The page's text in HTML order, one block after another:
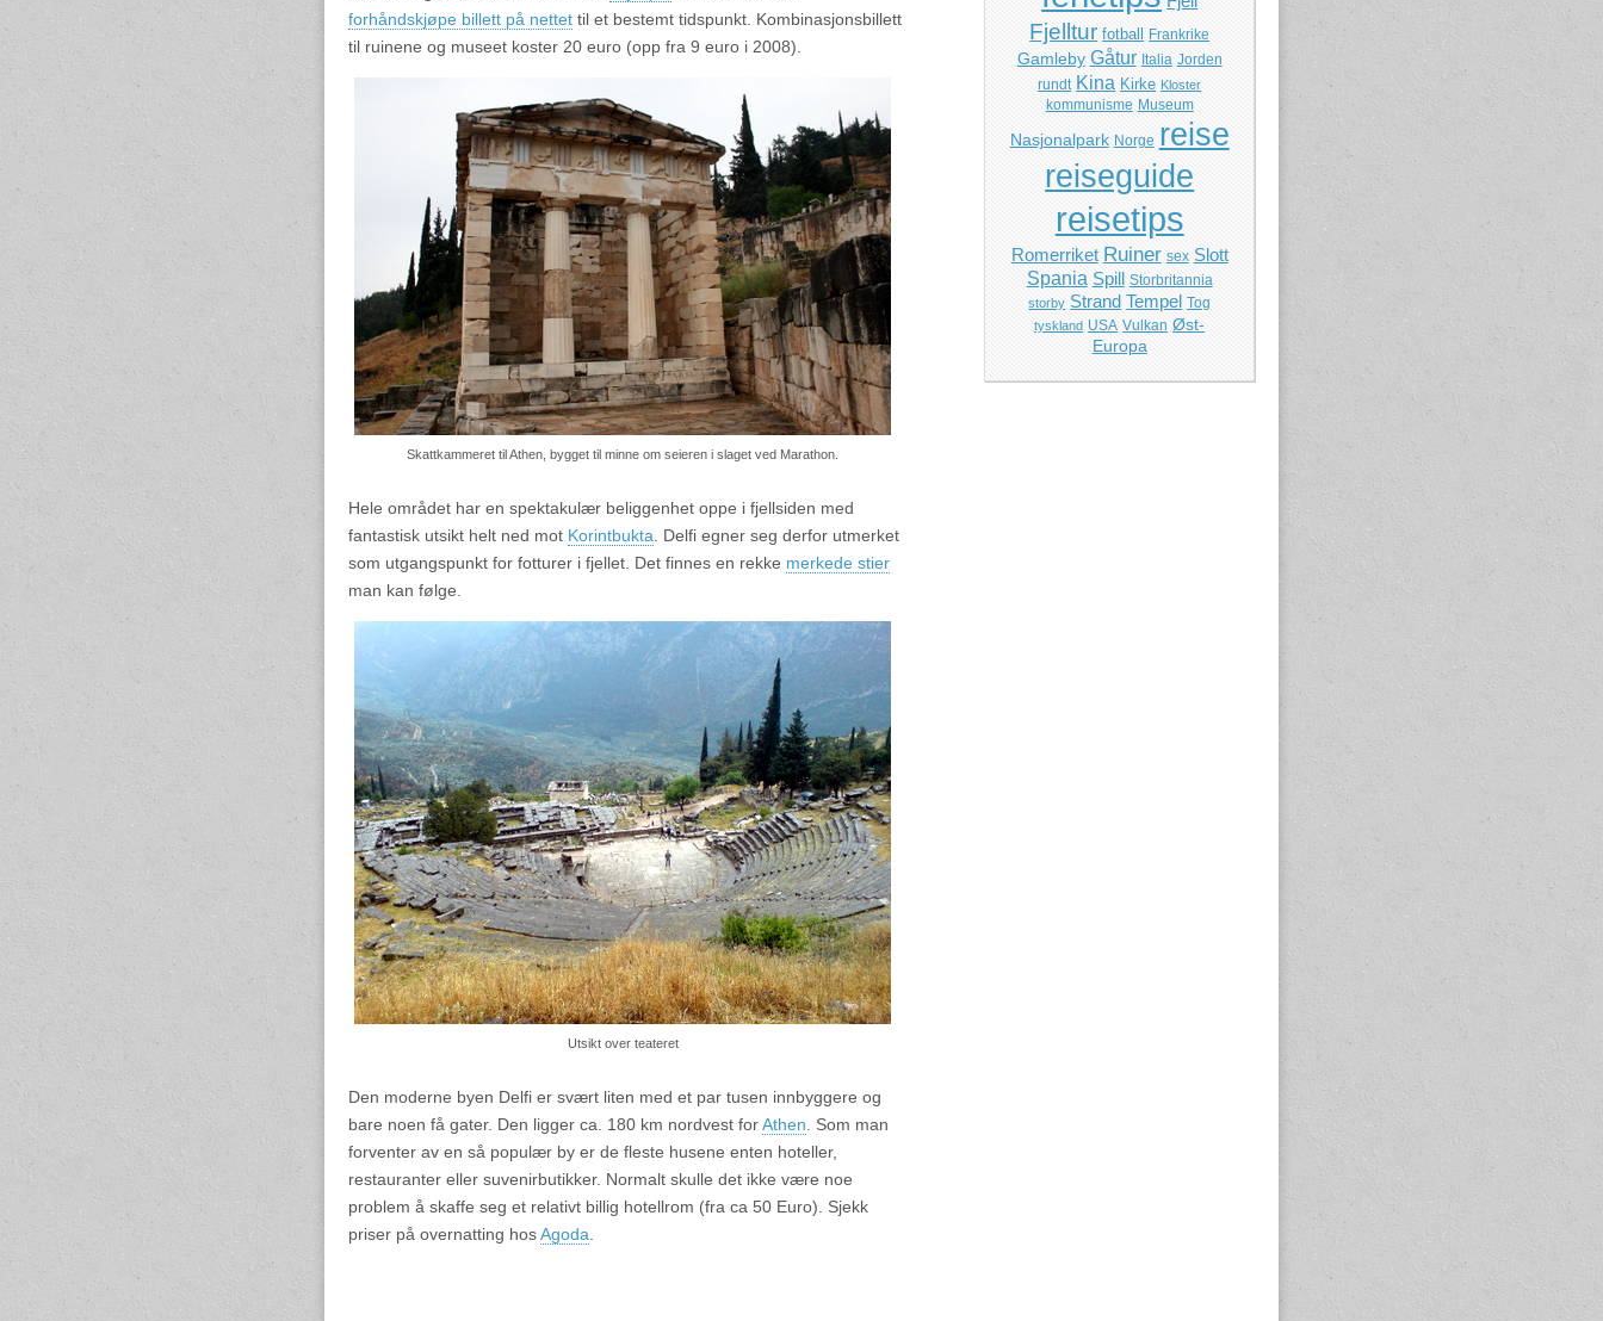
forhåndskjøpe billett på nettet til et bestemt tidspunkt. Kombinasjonsbillett
til ruinene og museet koster 20 euro (opp fra 9 euro i 2008).
Skattkammeret til Athen, bygget til minne om seieren i slaget ved Marathon.
Hele området har en spektakulær beliggenhet oppe i fjellsiden med
fantastisk utsikt helt ned mot Korintbukta. Delfi egner seg derfor utmerket
som utgangspunkt for fotturer i fjellet. Det finnes en rekke merkede stier
man kan følge.
Utsikt over teateret
Den moderne byen Delfi er svært liten med et par tusen innbyggere og
bare noen få gater. Den ligger ca. 180 km nordvest forAthen. Som man
forventer av en så populær by er de fleste husene enten hoteller,
restauranter eller suvenirbutikker. Normalt skulle det ikke være noe
problem å skaffe seg et relativt billig hotellrom (fra ca 50 Euro). Sjekk
priser på overnatting hosAgoda.
Fjelltur fotball Frankrike
Gamleby Gåtur Italia Jorden
rundt Kina Kirke Kloster
kommunisme Museum
Nasjonalpark Norge reise
reiseguide
reisetips
Romerriket Ruiner sex Slott
Spania Spill Storbritannia
storby Strand Tempel Tog
tyskland USA Vulkan Øst-
Europa